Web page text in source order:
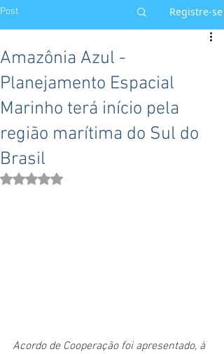
Post Registre-se
Amazônia Azul -
Planejamento Espacial
Marinho terá início pela
região marítima do Sul do
Brasil
Avaliado com NaN de 5 estrelas.
Acordo de Cooperação foi apresentado, à